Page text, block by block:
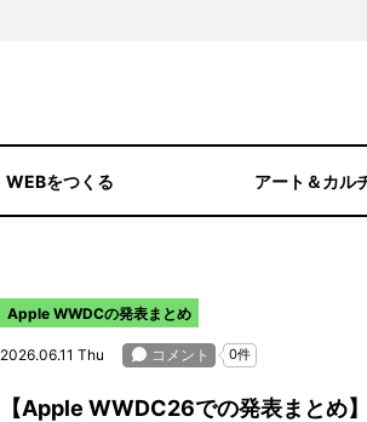
WEBをつくる アート＆カル
Apple WWDCの発表まとめ
2026.06.11 Thu
【Apple WWDC26での発表まとめ】